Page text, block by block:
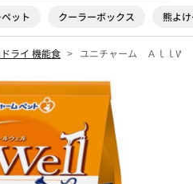
ット クーラーボックス 熊よ
ライ 機能食 ユニチャーム ＡｌｌＷ